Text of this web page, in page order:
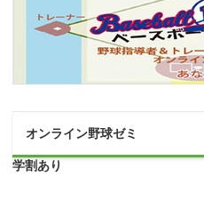
オンライン野球ゼミ
学割あり